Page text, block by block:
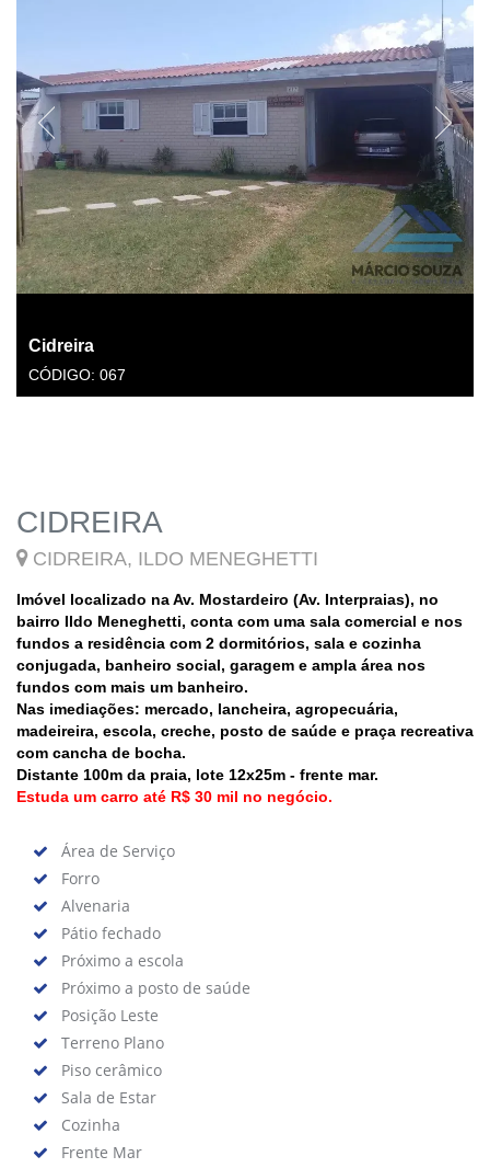
Cidreira
CÓDIGO: 067
CIDREIRA
CIDREIRA, ILDO MENEGHETTI
Imóvel localizado na Av. Mostardeiro (Av. Interpraias), no
bairro Ildo Meneghetti, conta com uma sala comercial e nos
fundos a residência com 2 dormitórios, sala e cozinha
conjugada, banheiro social, garagem e ampla área nos
fundos com mais um banheiro.
Nas imediações: mercado, lancheira, agropecuária,
madeireira, escola, creche, posto de saúde e praça recreativa
com cancha de bocha.
Distante 100m da praia, lote 12x25m - frente mar.
Estuda um carro até R$ 30 mil no negócio.
Área de Serviço
Forro
Alvenaria
Pátio fechado
Próximo a escola
Próximo a posto de saúde
Posição Leste
Terreno Plano
Piso cerâmico
Sala de Estar
Cozinha
Frente Mar